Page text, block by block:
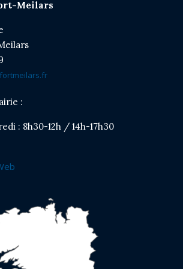
afficher l'article
rue Pen Ar Bed
afficher l'article
Meilars
:
: 8h30-12h / 14h-17h30